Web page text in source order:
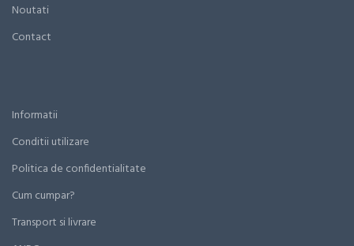
Noutati
Contact
Informatii
Conditii utilizare
Politica de confidentialitate
Cum cumpar?
Transport si livrare